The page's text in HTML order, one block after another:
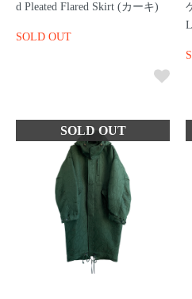
d Pleated Flared Skirt (カーキ)
SOLD OUT